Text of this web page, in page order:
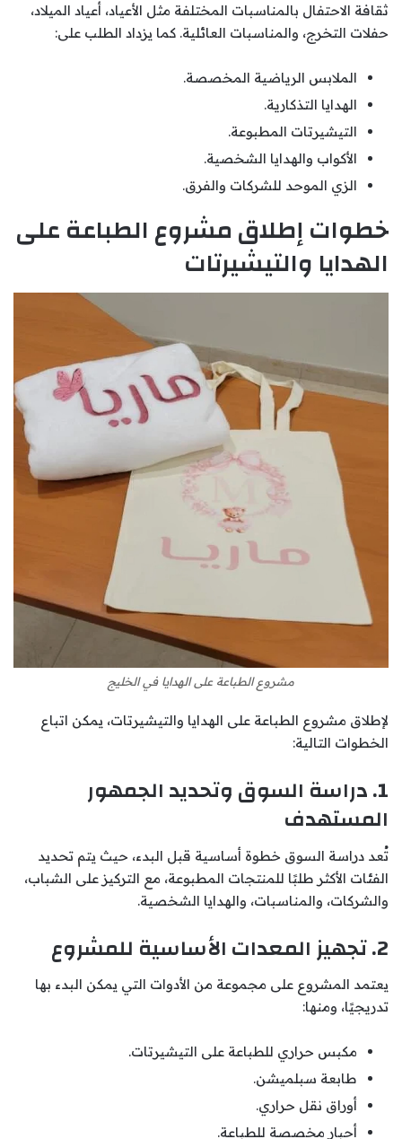
ثقافة الاحتفال بالمناسبات المختلفة مثل الأعياد، أعياد الميلاد،
حفلات التخرج، والمناسبات العائلية. كما يزداد الطلب على:
الملابس الرياضية المخصصة.
الهدايا التذكارية.
التيشيرتات المطبوعة.
الأكواب والهدايا الشخصية.
الزي الموحد للشركات والفرق.
خطوات إطلاق مشروع الطباعة على
الهدايا والتيشيرتات
مشروع الطباعة على الهدايا في الخليج
لإطلاق مشروع الطباعة على الهدايا والتيشيرتات، يمكن اتباع
الخطوات التالية:
1. دراسة السوق وتحديد الجمهور
المستهدف
تُعد دراسة السوق خطوة أساسية قبل البدء، حيث يتم تحديد
الفئات الأكثر طلبًا للمنتجات المطبوعة، مع التركيز على الشباب،
والشركات، والمناسبات، والهدايا الشخصية.
2. تجهيز المعدات الأساسية للمشروع
يعتمد المشروع على مجموعة من الأدوات التي يمكن البدء بها
تدريجيًا، ومنها:
مكبس حراري للطباعة على التيشيرتات.
طابعة سبلميشن.
أوراق نقل حراري.
أحبار مخصصة للطباعة.